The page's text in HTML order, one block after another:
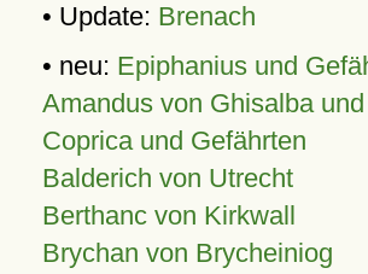
• Update: Brenach
• neu: Epiphanius und
Amandus von Ghisalba
Coprica und Gefährten
Balderich von Utrecht
Berthanc von Kirkwall
Brychan von Brycheiniog